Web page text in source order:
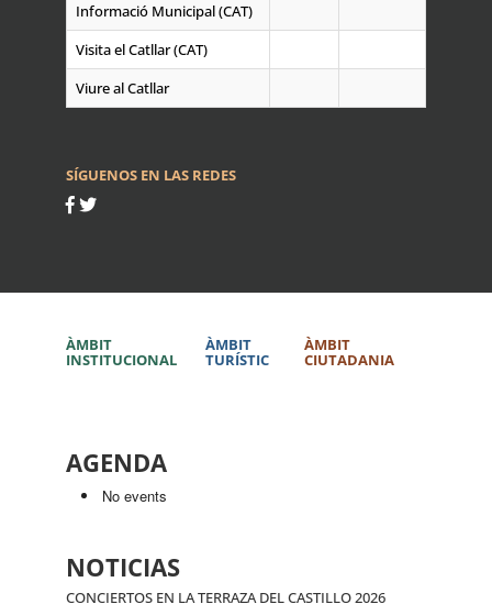
Informació Municipal (CAT)
Visita el Catllar (CAT)
Viure al Catllar
SÍGUENOS EN LAS REDES
ÀMBIT
INSTITUCIONAL
ÀMBIT
TURÍSTIC
ÀMBIT
CIUTADANIA
AGENDA
No events
NOTICIAS
CONCIERTOS EN LA TERRAZA DEL CASTILLO 2026